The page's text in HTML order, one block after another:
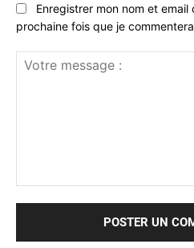
Enregistrer mon nom et
prochaine fois que je